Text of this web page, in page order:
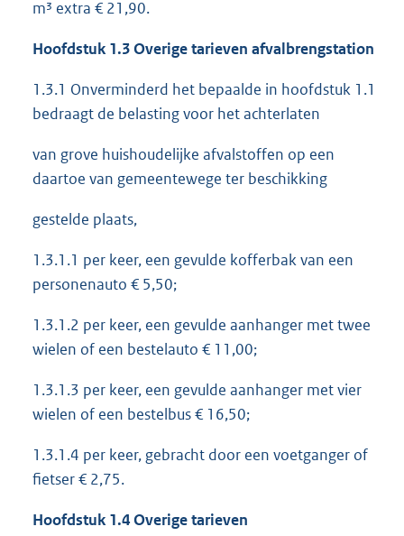
m³ extra € 21,90.
Hoofdstuk 1.3 Overige tarieven afvalbrengstation
1.3.1 Onverminderd het bepaalde in hoofdstuk 1.1
bedraagt de belasting voor het achterlaten
van grove huishoudelijke afvalstoffen op een
daartoe van gemeentewege ter beschikking
gestelde plaats,
1.3.1.1 per keer, een gevulde kofferbak van een
personenauto € 5,50;
1.3.1.2 per keer, een gevulde aanhanger met twee
wielen of een bestelauto € 11,00;
1.3.1.3 per keer, een gevulde aanhanger met vier
wielen of een bestelbus € 16,50;
1.3.1.4 per keer, gebracht door een voetganger of
fietser € 2,75.
Hoofdstuk 1.4 Overige tarieven